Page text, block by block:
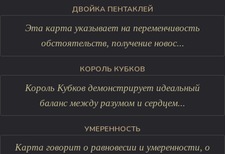
ДВОЙКА ПЕНТАКЛЕЙ
Эта карта указывает на переменчивость
обстоятельств, получение новос...
КОРОЛЬ КУБКОВ
Король Кубков демонстрирует идеальный
баланс между разумом и сердцем...
УМЕРЕННОСТЬ
Карта говорит о равновесии и умеренности, о